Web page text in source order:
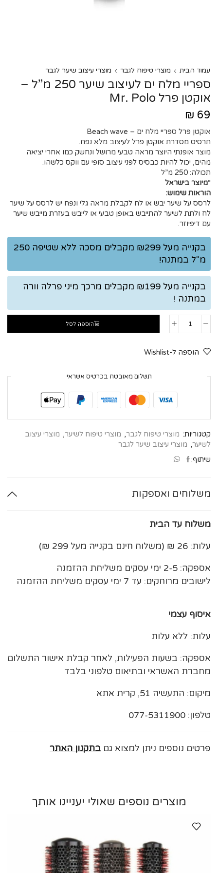
עמוד הבית מוצרי טיפוח לגבר מוצרי עיצוב שיער לגבר
ספריי מלח ים לעיצוב שיער 250 מ”ל –
אוקטן פרל Mr. Polo
₪ 69
אוקטן פרל ספריי מלח ים – Beach wave
תרסיס מסדרת אוקטן פרל לעיצוב מלא נפח.
מוצר אופנתי היוצר מראה טבעי מרושל ונחשק כמו אחרי יציאה
מהים, יכול להיות כבסיס לפני עיצוב סופי עם ווקס כלשהו.
תכולה: 250 מ”ל
*מיוצר בישראל
הוראות שימוש:
לרסס על שיער יבש או לח לקבלת מראה גלי ונפח יש לרסס על שיער
לח ולתת לשיער להתייבש באופן טבעי או לייבש בעזרת מייבש שיער
עם דיפיוזר.
בקנייה מעל ₪299 מקבלים מסכה ללא שטיפה 250
מ"ל במתנה!
בקנייה מעל ₪199 מקבלים מרכך מיני פרלה וורה
במתנה !
הוספה לסל
הוספה ל-Wishlist
תשלום מאובטח בכרטיס אשראי
קטגוריות: מוצרי טיפוח לגבר, מוצרי טיפוח לשיער, מוצרי עיצוב
לשיער, מוצרי עיצוב שיער לגבר
שיתוף:
משלוחים ואספקות
משלוח עד הבית
עלות: 26 ₪ (משלוח חינם בקנייה מעל 299 ₪)
אספקה: 2-5 ימי עסקים משליחת ההזמנה
לישובים מרוחקים: עד 7 ימי עסקים משליחת ההזמנה
איסוף עצמי
עלות: ללא עלות
אספקה: בשעות הפעילות, לאחר קבלת אישור התשלום
מחברת האשראי ובתיאום טלפוני בלבד
מיקום: התעשיה 51, קרית אתא
טלפון: 077-5311900
פרטים נוספים ניתן למצוא גם בתקנון האתר
מוצרים נוספים שאולי יעניינו אותך